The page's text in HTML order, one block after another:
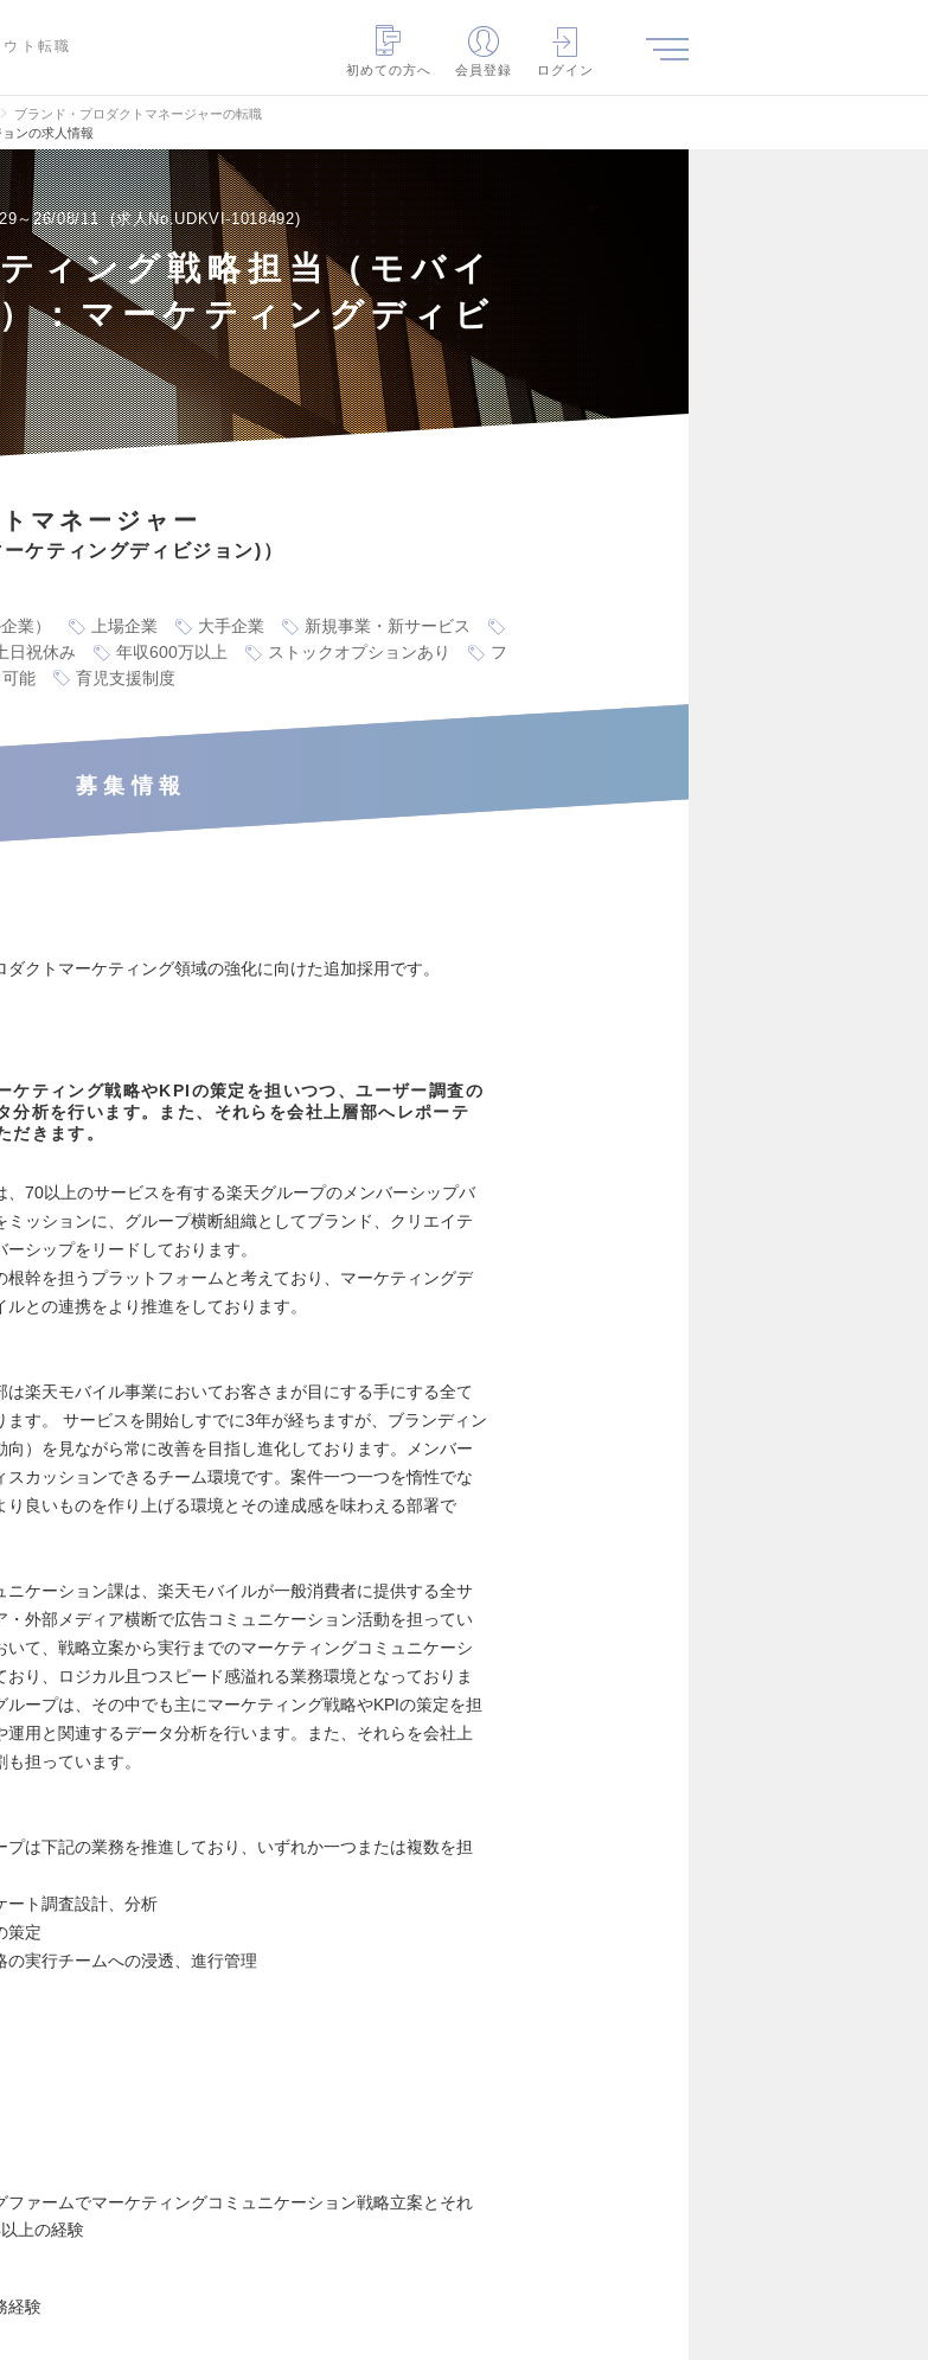
ト転職
初めての方へ
会員登録 ログイン
ブランド・プロダクトマネージャーの転職
ンの求人情報
～26/08/11 求人No.UDKVI-1018492
ィング戦略担当（モバイ
：マーケティングディビ
マネージャー
ケティングディビジョン)
業） 上場企業 大手企業
新規事業・新サービス
日祝休み 年収600万以上 ストックオプションあり
フ
能 育児支援制度
募集情報
クトマーケティング領域の強化に向けた追加採用です。
ケティング戦略やKPIの策定を担いつつ、ユーザー調査の
分析を行います。また、それらを会社上層部へレポーテ
だきます。
、70以上のサービスを有する楽天グループのメンバーシップバ
ミッションに、グループ横断組織としてブランド、クリエイテ
シップをリードしております。
根幹を担うプラットフォームと考えており、マーケティングデ
との連携をより推進をしております。
は楽天モバイル事業においてお客さまが目にする手にする全て
す。 サービスを開始しすでに3年が経ちますが、ブランディン
向）を見ながら常に改善を目指し進化しております。メンバー
カッションできるチーム環境です。案件一つ一つを惰性でな
り良いものを作り上げる環境とその達成感を味わえる部署で
ニケーション課は、楽天モバイルが一般消費者に提供する全サ
・外部メディア横断で広告コミュニケーション活動を担ってい
いて、戦略立案から実行までのマーケティングコミュニケーシ
おり、ロジカル且つスピード感溢れる業務環境となっておりま
ープは、その中でも主にマーケティング戦略やKPIの策定を担
運用と関連するデータ分析を行います。また、それらを会社上
担っています。
は下記の業務を推進しており、いずれか一つまたは複数を担
ート調査設計、分析
策定
の実行チームへの浸透、進行管理
ァームでマーケティングコミュニケーション戦略立案とそれ
上の経験
経験